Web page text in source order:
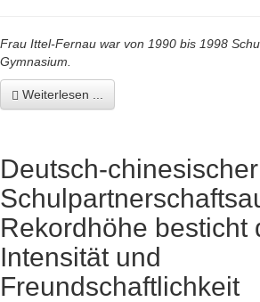
Frau Ittel-Fernau war von 1990 bis 1998
Gymnasium.
Weiterlesen ...
Deutsch-chinesischer
Rekordhöhe besticht
Intensität und
Freundschaftlichkeit